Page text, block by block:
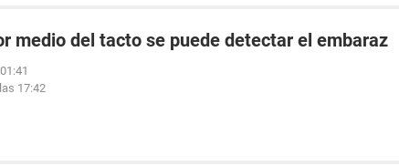
medio del tacto se puede detectar el embaraz
17:42